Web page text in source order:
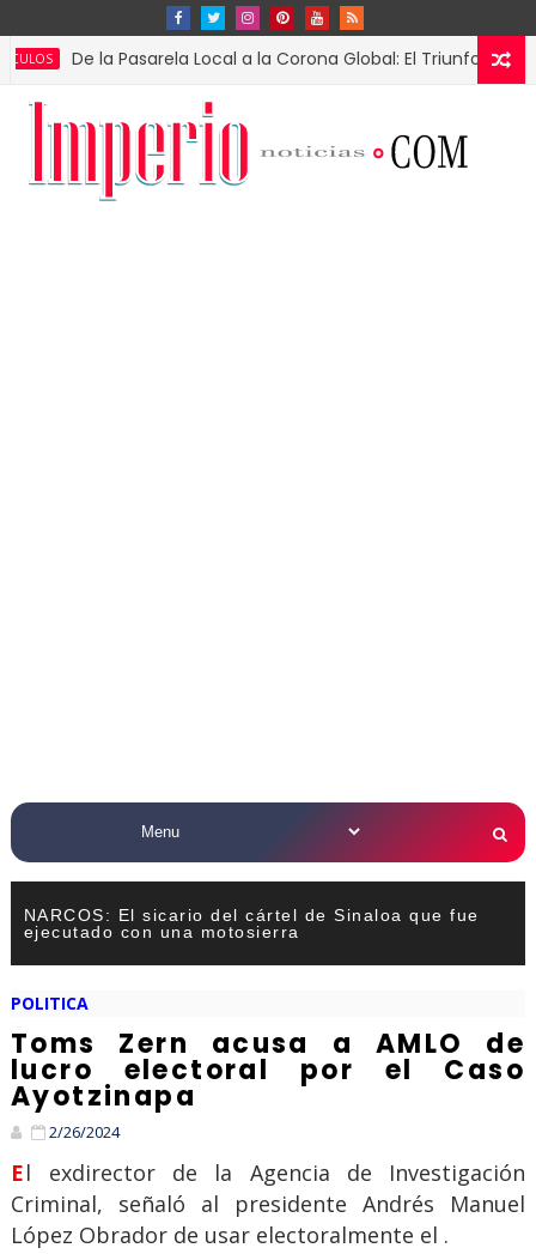
la Pasarela Local a la Corona Global: El Triunfo de Fátima
NARCOS: El sicario del cártel de Sinaloa que fue
ejecutado con una motosierra
POLITICA
Toms Zern acusa a AMLO de
lucro electoral por el Caso
Ayotzinapa
2/26/2024
El exdirector de la Agencia de Investigación
Criminal, señaló al presidente Andrés Manuel
López Obrador de usar electoralmente el .